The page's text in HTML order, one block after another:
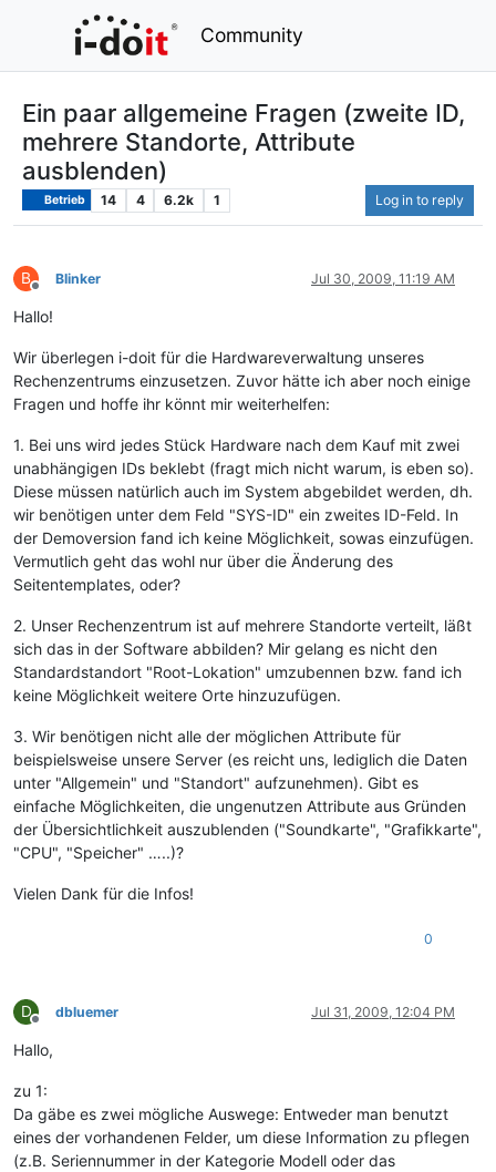
Community
Ein paar allgemeine Fragen (zweite ID,
mehrere Standorte, Attribute
ausblenden)
Betrieb 14 4 6.2k 1 Log in to reply
B
Offline
Blinker Jul 30, 2009, 11:19 AM
Hallo!
Wir überlegen i-doit für die Hardwareverwaltung unseres
Rechenzentrums einzusetzen. Zuvor hätte ich aber noch einige
Fragen und hoffe ihr könnt mir weiterhelfen:
1. Bei uns wird jedes Stück Hardware nach dem Kauf mit zwei
unabhängigen IDs beklebt (fragt mich nicht warum, is eben so).
Diese müssen natürlich auch im System abgebildet werden, dh.
wir benötigen unter dem Feld "SYS-ID" ein zweites ID-Feld. In
der Demoversion fand ich keine Möglichkeit, sowas einzufügen.
Vermutlich geht das wohl nur über die Änderung des
Seitentemplates, oder?
2. Unser Rechenzentrum ist auf mehrere Standorte verteilt, läßt
sich das in der Software abbilden? Mir gelang es nicht den
Standardstandort "Root-Lokation" umzubennen bzw. fand ich
keine Möglichkeit weitere Orte hinzuzufügen.
3. Wir benötigen nicht alle der möglichen Attribute für
beispielsweise unsere Server (es reicht uns, lediglich die Daten
unter "Allgemein" und "Standort" aufzunehmen). Gibt es
einfache Möglichkeiten, die ungenutzen Attribute aus Gründen
der Übersichtlichkeit auszublenden ("Soundkarte", "Grafikkarte",
"CPU", "Speicher" …..)?
Vielen Dank für die Infos!
0
D
Offline
dbluemer Jul 31, 2009, 12:04 PM
Hallo,
zu 1:
Da gäbe es zwei mögliche Auswege: Entweder man benutzt
eines der vorhandenen Felder, um diese Information zu pflegen
(z.B. Seriennummer in der Kategorie Modell oder das